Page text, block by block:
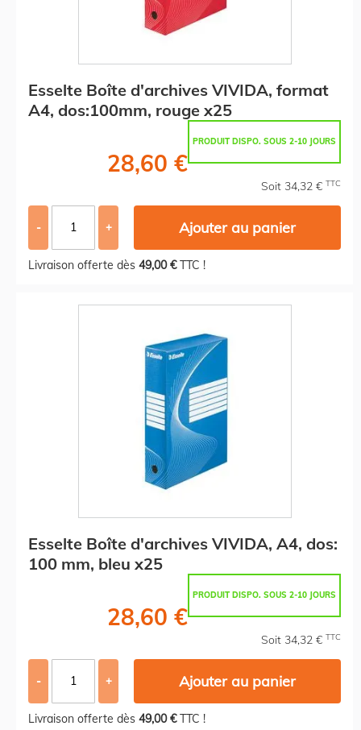
Esselte Boîte d'archives VIVIDA, format
A4, dos:100mm, rouge x25
PRODUIT DISPO. SOUS 2-10 JOURS
28,60 €
Soit 34,32 € TTC
- + Ajouter au panier
Livraison offerte dès 49,00 €TTC !
Esselte Boîte d'archives VIVIDA, A4, dos:
100 mm, bleu x25
PRODUIT DISPO. SOUS 2-10 JOURS
28,60 €
Soit 34,32 € TTC
- + Ajouter au panier
Livraison offerte dès 49,00 €TTC !